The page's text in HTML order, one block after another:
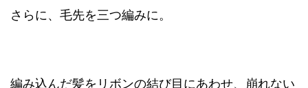
さらに、毛先を三つ編みに。
編み込んだ髪をリボンの結び目にあわせ、崩れない